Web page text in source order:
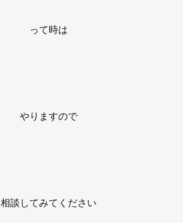
って時は
やりますので
相談してみてください